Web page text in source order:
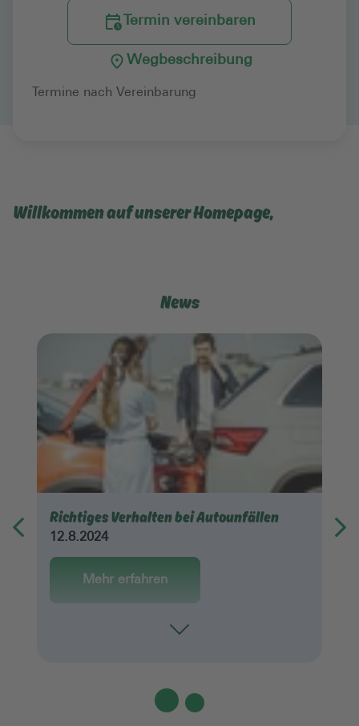
Termin vereinbaren
Wegbeschreibung
Termine nach Vereinbarung
Willkommen auf unserer Homepage,
News
Richtiges Verhalten bei Autounfällen
12.8.2024
Mehr erfahren